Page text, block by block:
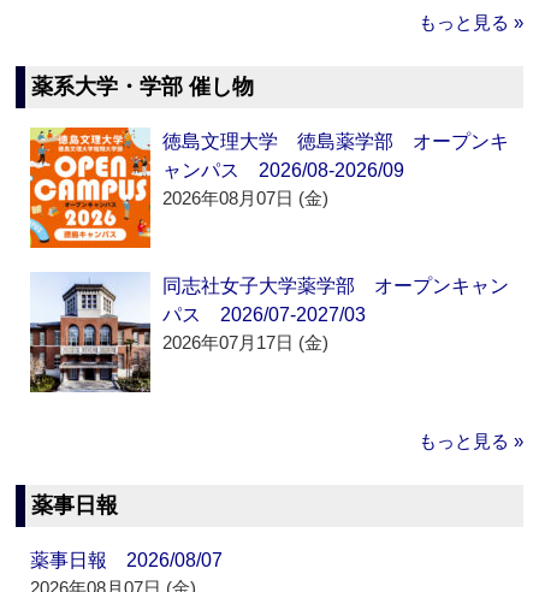
もっと見る »
薬系大学・学部 催し物
徳島文理大学 徳島薬学部 オープンキ
ャンパス 2026/08-2026/09
2026年08月07日 (金)
同志社女子大学薬学部 オープンキャン
パス 2026/07-2027/03
2026年07月17日 (金)
もっと見る »
薬事日報
薬事日報 2026/08/07